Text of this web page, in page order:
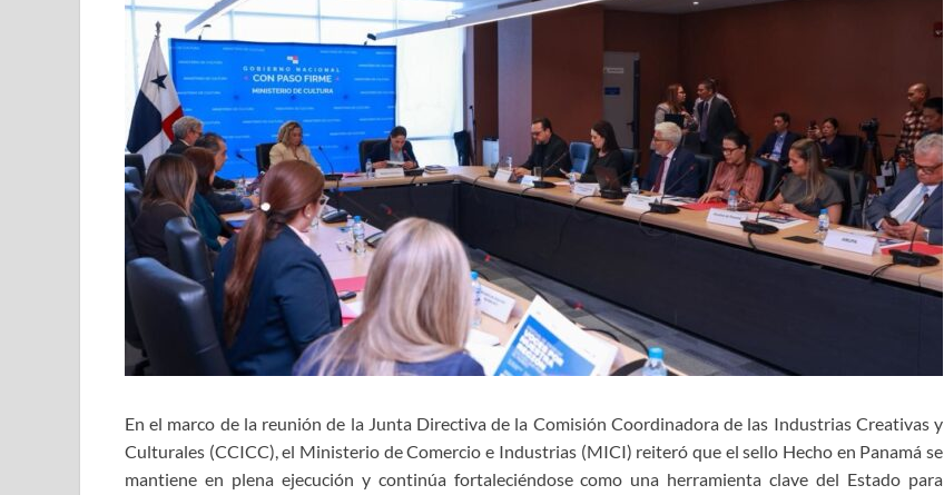
En el marco de la reunión de la Junta Directiva de la Comisión Coordinadora de las Industrias Creativas y
Culturales (CCICC), el Ministerio de Comercio e Industrias (MICI) reiteró que el sello Hecho en Panamá se
mantiene en plena ejecución y continúa fortaleciéndose como una herramienta clave del Estado para